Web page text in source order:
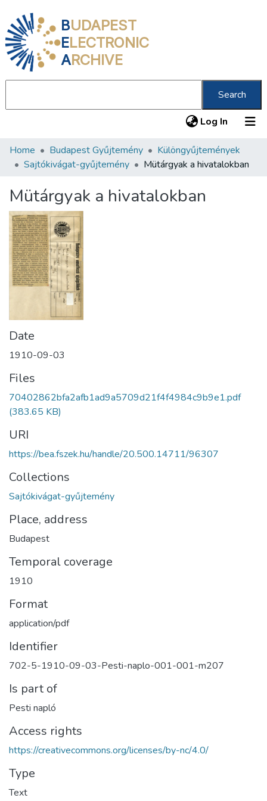
BUDAPEST
ELECTRONIC
ARCHIVE
Search
Log In (current)
Communities & Collections
Statistics
About us
Home Budapest Gyűjtemény
Különgyűjtemények
Sajtókivágat-gyűjtemény
Mütárgyak a hivatalokban
Mütárgyak a hivatalokban
Date
1910-09-03
Files
70402862bfa2afb1ad9a5709d21f4f4984c9b9e1.pdf
(383.65 KB)
URI
https://bea.fszek.hu/handle/20.500.14711/96307
Collections
Sajtókivágat-gyűjtemény
Place, address
Budapest
Temporal coverage
1910
Format
application/pdf
Identifier
702-5-1910-09-03-Pesti-naplo-001-001-m207
Is part of
Pesti napló
Access rights
https://creativecommons.org/licenses/by-nc/4.0/
Type
Text